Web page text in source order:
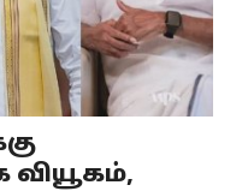
வியூகம்,